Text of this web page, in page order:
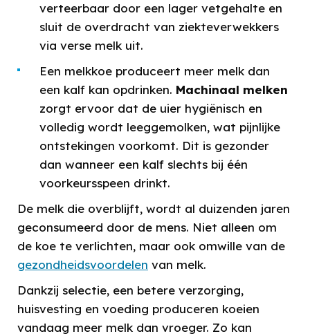
verteerbaar door een lager vetgehalte en
sluit de overdracht van ziekteverwekkers
via verse melk uit.
Een melkkoe produceert meer melk dan
een kalf kan opdrinken. Machinaal melken
zorgt ervoor dat de uier hygiënisch en
volledig wordt leeggemolken, wat pijnlijke
ontstekingen voorkomt. Dit is gezonder
dan wanneer een kalf slechts bij één
voorkeursspeen drinkt.
De melk die overblijft, wordt al duizenden jaren
geconsumeerd door de mens. Niet alleen om
de koe te verlichten, maar ook omwille van de
gezondheidsvoordelen van melk.
Dankzij selectie, een betere verzorging,
huisvesting en voeding produceren koeien
vandaag meer melk dan vroeger. Zo kan